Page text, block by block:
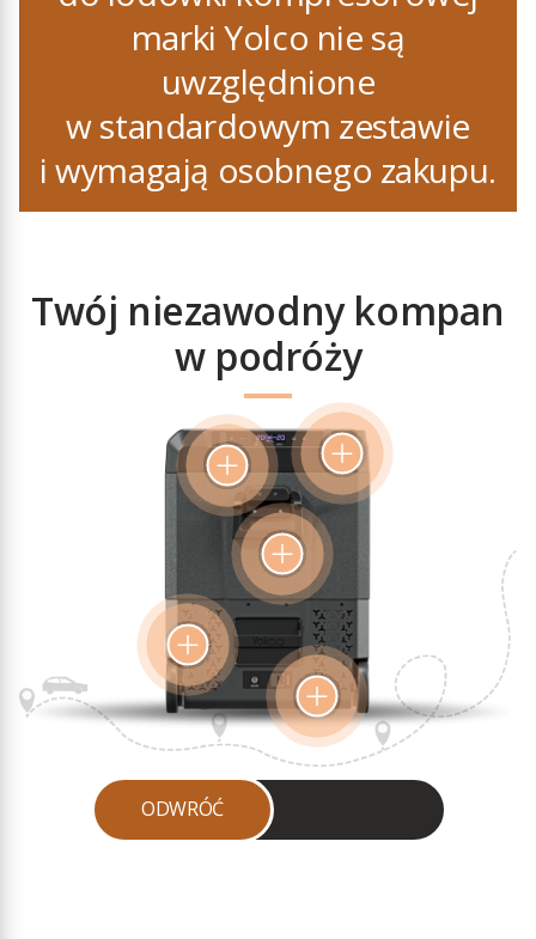
również nie wchodzą
w skład zestawu.
modułowa
o pojemności
15600mAh jak
i zewnętrzna
lub 20000mAh (RSX6)
pozwalają schłodzić
urządzenie
w dowolnym miejscu,
gdy temperatura
wewnątrz komory
wzrasta. Dodatkowo
dzięki gniazdom USB
stanowi potężny
powerbank, którym
naładujemy nasze
urządzenia, np.
smartfon.
Dodatkowo
urządzenie zostało
wyposażone
w zaawansowane
zabezpieczenia, takie
akumulatora pojazdu
marki Yolco nie są
uwzględnione
w standardowym zestawie
i wymagają osobnego zakupu.
Twój niezawodny kompan
w podróży
ODWRÓĆ
Lodówka